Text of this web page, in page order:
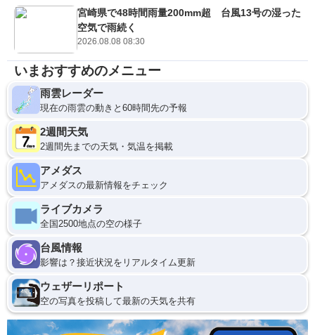
宮崎県で48時間雨量200mm超 台風13号の湿った
空気で雨続く
2026.08.08 08:30
いまおすすめのメニュー
雨雲レーダー
現在の雨雲の動きと60時間先の予報
2週間天気
2週間先までの天気・気温を掲載
アメダス
アメダスの最新情報をチェック
ライブカメラ
全国2500地点の空の様子
台風情報
影響は？接近状況をリアルタイム更新
ウェザーリポート
空の写真を投稿して最新の天気を共有